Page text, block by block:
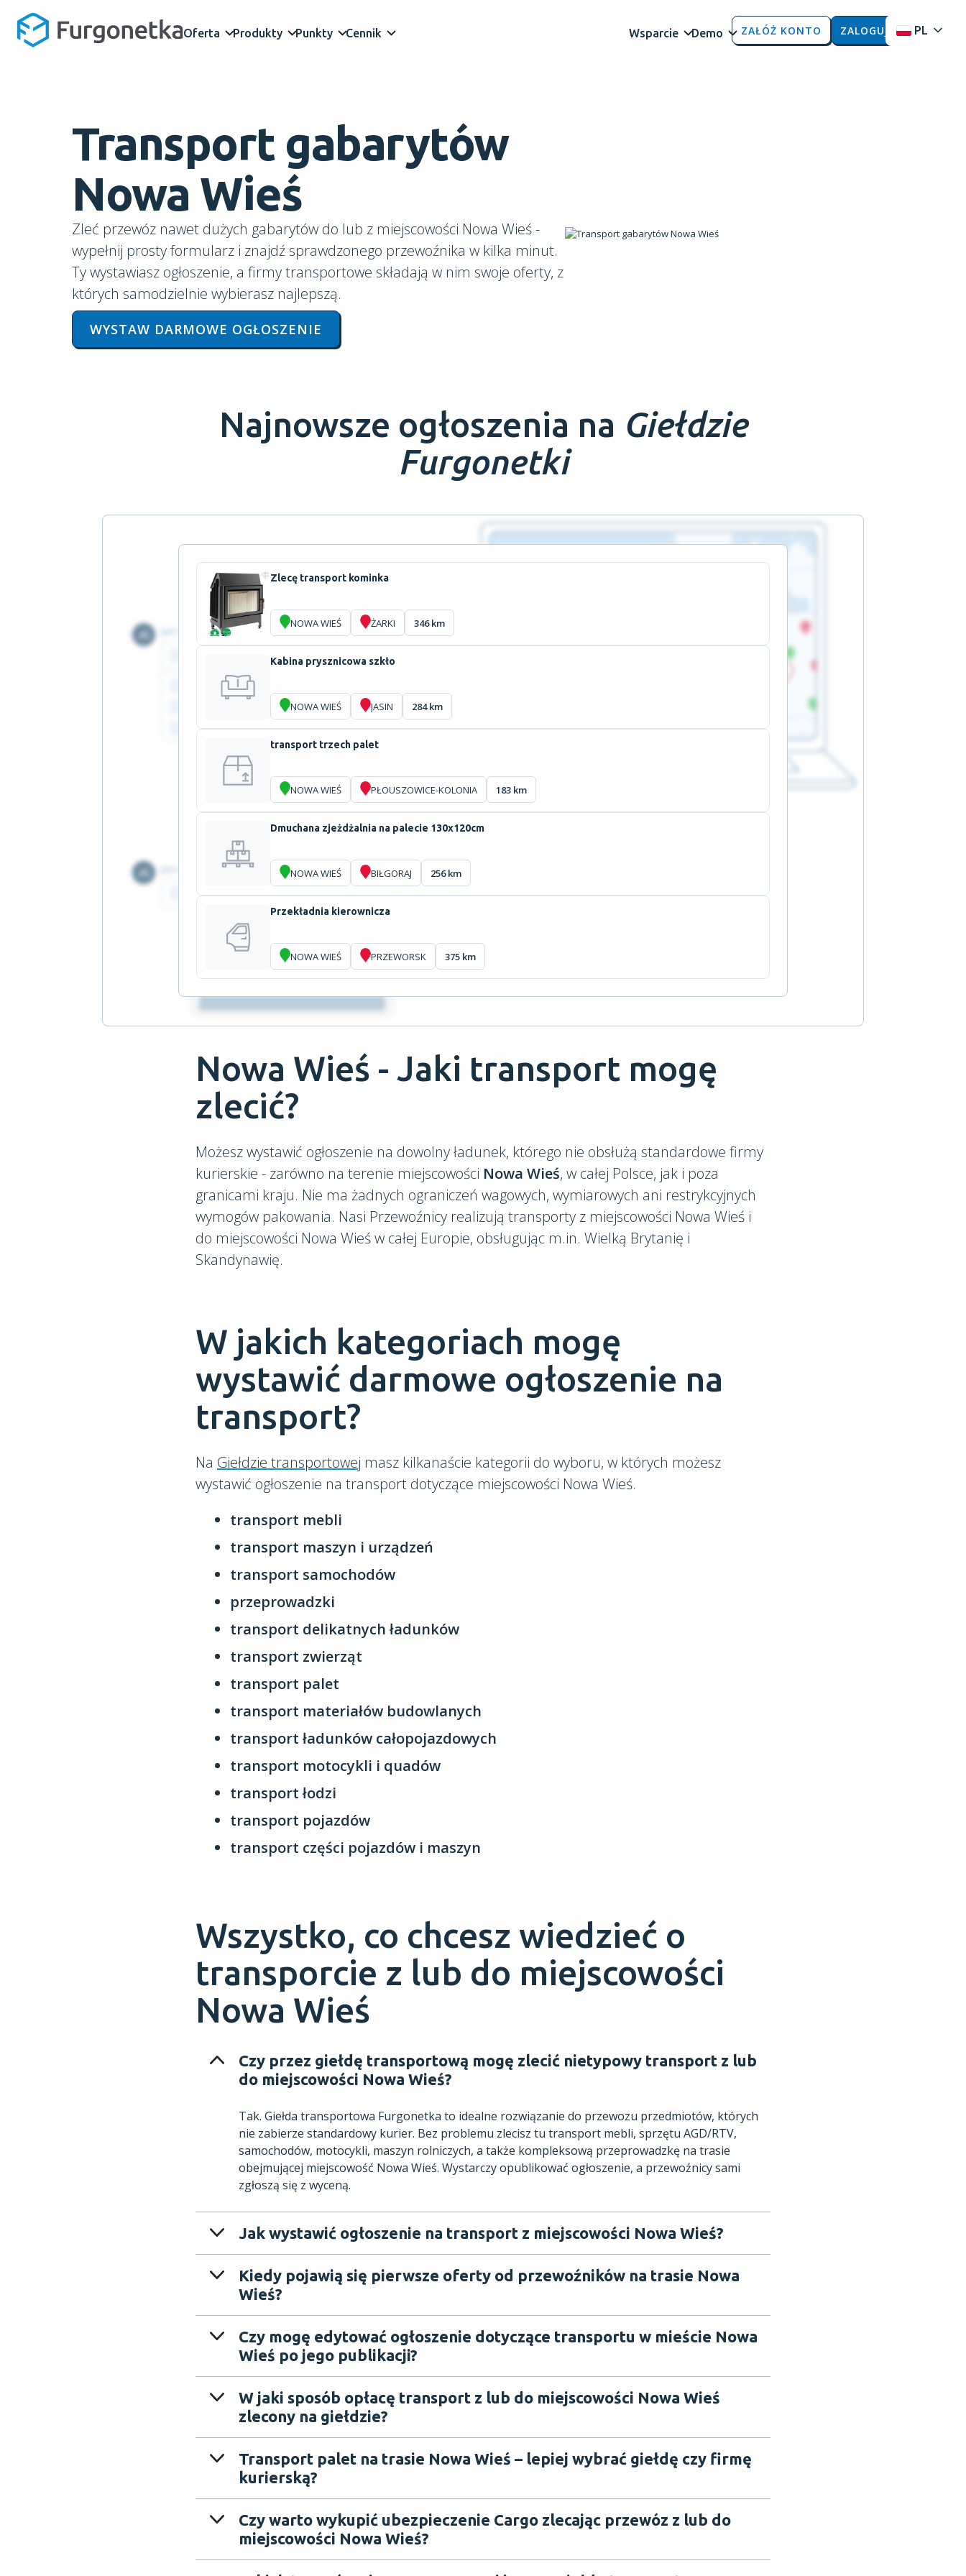
Oferta Produkty Punkty Cennik Wsparcie Demo ZAŁÓŻ KONTO ZALOGUJ PL
Transport gabarytów
Nowa Wieś
Zleć przewóz nawet dużych gabarytów do lub z miejscowości Nowa Wieś -
wypełnij prosty formularz i znajdź sprawdzonego przewoźnika w kilka minut.
Ty wystawiasz ogłoszenie, a firmy transportowe składają w nim swoje oferty, z
których samodzielnie wybierasz najlepszą.
WYSTAW DARMOWE OGŁOSZENIE
Najnowsze ogłoszenia na Giełdzie
Furgonetki
Zlecę transport kominka
NOWA WIEŚ ŻARKI 346 km
Kabina prysznicowa szkło
NOWA WIEŚ JASIN 284 km
transport trzech palet
NOWA WIEŚ PŁOUSZOWICE-KOLONIA 183 km
Dmuchana zjeżdżalnia na palecie 130x120cm
NOWA WIEŚ BIŁGORAJ 256 km
Przekładnia kierownicza
NOWA WIEŚ PRZEWORSK 375 km
Nowa Wieś - Jaki transport mogę
zlecić?
Możesz wystawić ogłoszenie na dowolny ładunek, którego nie obsłużą standardowe firmy
kurierskie - zarówno na terenie miejscowości Nowa Wieś, w całej Polsce, jak i poza
granicami kraju. Nie ma żadnych ograniczeń wagowych, wymiarowych ani restrykcyjnych
wymogów pakowania. Nasi Przewoźnicy realizują transporty z miejscowości Nowa Wieś i
do miejscowości Nowa Wieś w całej Europie, obsługując m.in. Wielką Brytanię i
Skandynawię.
W jakich kategoriach mogę
wystawić darmowe ogłoszenie na
transport?
Na Giełdzie transportowej masz kilkanaście kategorii do wyboru, w których możesz
wystawić ogłoszenie na transport dotyczące miejscowości Nowa Wieś.
transport mebli
transport maszyn i urządzeń
transport samochodów
przeprowadzki
transport delikatnych ładunków
transport zwierząt
transport palet
transport materiałów budowlanych
transport ładunków całopojazdowych
transport motocykli i quadów
transport łodzi
transport pojazdów
transport części pojazdów i maszyn
Wszystko, co chcesz wiedzieć o
transporcie z lub do miejscowości
Nowa Wieś
Czy przez giełdę transportową mogę zlecić nietypowy transport z lub
do miejscowości Nowa Wieś?
Tak. Giełda transportowa Furgonetka to idealne rozwiązanie do przewozu przedmiotów, których
nie zabierze standardowy kurier. Bez problemu zlecisz tu transport mebli, sprzętu AGD/RTV,
samochodów, motocykli, maszyn rolniczych, a także kompleksową przeprowadzkę na trasie
obejmującej miejscowość Nowa Wieś. Wystarczy opublikować ogłoszenie, a przewoźnicy sami
zgłoszą się z wyceną.
Jak wystawić ogłoszenie na transport z miejscowości Nowa Wieś?
Kiedy pojawią się pierwsze oferty od przewoźników na trasie Nowa
Wieś?
Czy mogę edytować ogłoszenie dotyczące transportu w mieście Nowa
Wieś po jego publikacji?
W jaki sposób opłacę transport z lub do miejscowości Nowa Wieś
zlecony na giełdzie?
Transport palet na trasie Nowa Wieś – lepiej wybrać giełdę czy firmę
kurierską?
Czy warto wykupić ubezpieczenie Cargo zlecając przewóz z lub do
miejscowości Nowa Wieś?